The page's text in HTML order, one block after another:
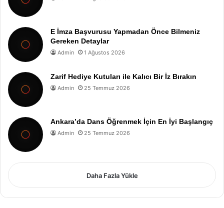
E İmza Başvurusu Yapmadan Önce Bilmeniz
Gereken Detaylar
Admin 1 Ağustos 2026
Zarif Hediye Kutuları ile Kalıcı Bir İz Bırakın
Admin 25 Temmuz 2026
Ankara’da Dans Öğrenmek İçin En İyi Başlangıç
Admin 25 Temmuz 2026
Daha Fazla Yükle